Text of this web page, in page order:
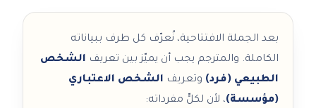
بعد الجملة الافتتاحية، نُعرّف كل طرف ببياناته
الكاملة. والمترجم يجب أن يميّز بين تعريف الشخص
الطبيعي (فرد) وتعريف الشخص الاعتباري
(مؤسسة)، لأن لكلٍّ مفرداته: